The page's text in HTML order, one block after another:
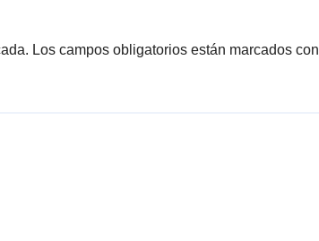
Los campos obligatorios están marcados con